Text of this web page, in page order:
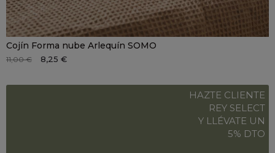
Cojín Forma nube Arlequín SOMO
11,00 € 8,25 €
HAZTE CLIENTE
REY SELECT
Y LLÉVATE UN
5% DTO